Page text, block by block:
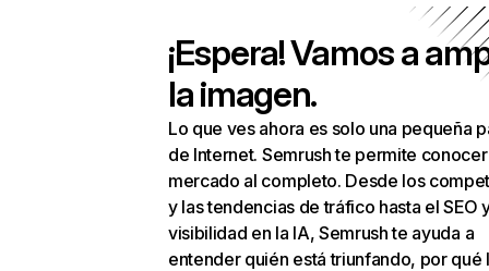
¡Espera! Vamos a
la imagen.
Lo que ves ahora es solo una pequeña
de Internet. Semrush te permite
mercado al completo. Desde los
y las tendencias de tráfico hasta el SEO
visibilidad en la IA, Semrush te ayuda a
entender quién está triunfando, por qué